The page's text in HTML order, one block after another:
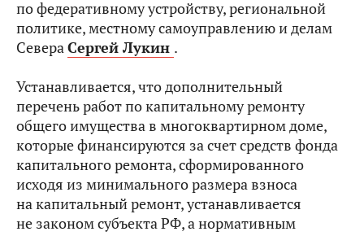
по федеративному устройству, региональной
политике, местному самоуправлению и делам
СевераСергей Лукин .
Устанавливается, что дополнительный
перечень работ по капитальному ремонту
общего имущества в многоквартирном доме,
которые финансируются за счет средств фонда
капитального ремонта, сформированного
исходя из минимального размера взноса
на капитальный ремонт, устанавливается
не законом субъекта РФ, а нормативным